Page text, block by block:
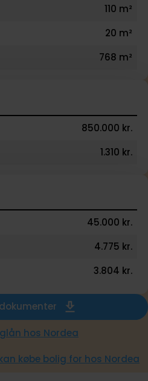
110 m²
20 m²
768 m²
850.000 kr.
1.310 kr.
45.000 kr.
4.775 kr.
3.804 kr.
hos Nordea
købe bolig for hos Nordea